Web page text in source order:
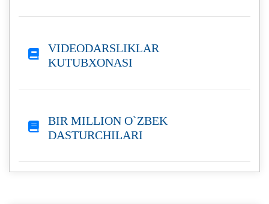
VIDEODARSLIKLAR
KUTUBXONASI
BIR MILLION O`ZBEK
DASTURCHILARI